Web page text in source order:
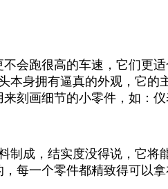
会跑很高的车速，它们更
本身拥有逼真的外观，它
刻画细节的小零件，如：仪
制成，结实度没得说，它
每一个零件都精致得可以拿